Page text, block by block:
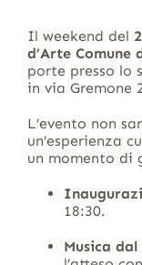
Il weekend del
d’Arte Comune
porte presso lo
in via Gremone
L’evento non
un’esperienza
un momento di
18:30.
Musica